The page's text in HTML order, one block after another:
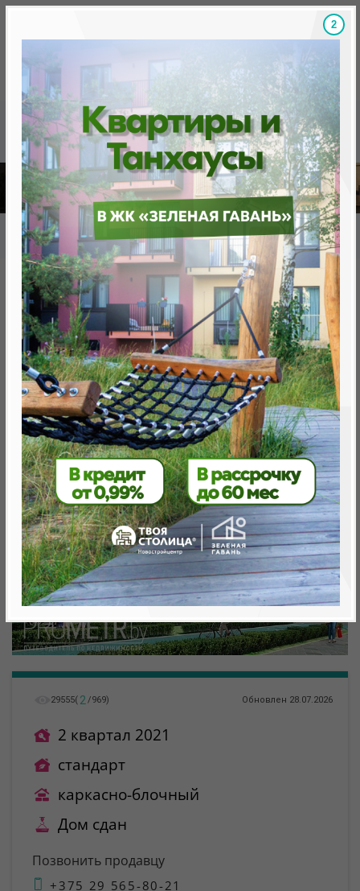
Скидки на новостройки, бонусы Готовые
Главная База новостроек Минска «Минск Мир»
25.10 "Бангкок", квартал "Азия"
25.10 "Бангкок", квартал "Азия"
от 0 BYN (0 USD)
Минск, Октябрьский, ул. Брилевская
метро «Ковальская Слобода», 566 м
29555( 2 /969) Обновлен 28.07.2026
2 квартал 2021
стандарт
каркасно-блочный
Дом сдан
Позвонить продавцу
+375 29 565-80-21
1